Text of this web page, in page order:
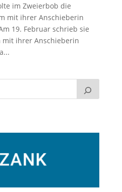
im Zweierbob die
mit ihrer Anschieberin
19. Februar schrieb sie
mit ihrer Anschieberin